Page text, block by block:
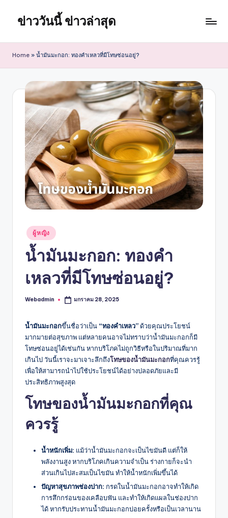
content
ข่าววันนี้ ข่าวล่าสุด
Home » น้ำมันมะกอก: ทองคำเหลวที่มีโทษซ่อนอยู่?
Posted
in
ผู้หญิง
น้ำมันมะกอก: ทองคำ
เหลวที่มีโทษซ่อนอยู่?
Posted
Webadmin มกราคม 28, 2025
น้ำมันมะกอกขึ้นชื่อว่าเป็น “ทองคำเหลว”ด้วยคุณประโยชน์
มากมายต่อสุขภาพ แต่หลายคนอาจไม่ทราบว่าน้ำมันมะกอกก็มี
โทษซ่อนอยู่ได้เช่นกัน หากบริโภคไม่ถูกวิธีหรือในปริมาณที่มาก
เกินไป วันนี้เราจะมาเจาะลึกถึงโทษของน้ำมันมะกอกที่คุณควรรู้
เพื่อให้สามารถนำไปใช้ประโยชน์ได้อย่างปลอดภัยและมี
ประสิทธิภาพสูงสุด
โทษของน้ำมันมะกอกที่คุณ
ควรรู้
น้ำหนักเพิ่ม: แม้ว่าน้ำมันมะกอกจะเป็นไขมันดี แต่ก็ให้
พลังงานสูง หากบริโภคเกินความจำเป็น ร่างกายก็จะนำ
ส่วนเกินไปสะสมเป็นไขมัน ทำให้น้ำหนักเพิ่มขึ้นได้
ปัญหาสุขภาพช่องปาก: กรดในน้ำมันมะกอกอาจทำให้เกิด
การสึกกร่อนของเคลือบฟัน และทำให้เกิดแผลในช่องปาก
ได้ หากรับประทานน้ำมันมะกอกบ่อยครั้งหรือเป็นเวลานาน